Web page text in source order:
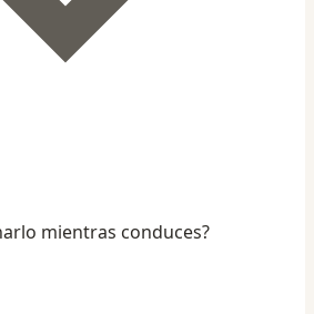
mientras conduces?